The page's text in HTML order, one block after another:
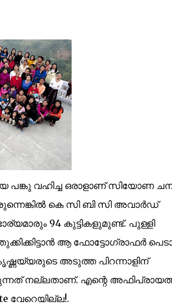
പങ്കു വഹിച്ച ഒരാളാണ് സിയോണ
കെ സി ബി സി അവാര്‍ഡ്
94 കുട്ടികളുമുണ്ട്. പുള്ളി
ആ ഫോട്ടോഗ്രാഫര്‍
അടുത്ത പിറന്നാളിന്
നല്ലതാണ്. എന്റെ
വേറെയില്ല!.